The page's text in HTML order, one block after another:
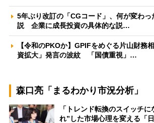
5年ぶり改訂の「CGコード」、何が変わ
説 企業に成長投資の具体的な説…
【令和のPKOか】GPIFをめぐる片山財務
資拡大」発言の波紋 「国債重視」…
森口亮「まるわかり市況分析」
「トレンド転換のスイッチ
れ”した市場心理を変える「